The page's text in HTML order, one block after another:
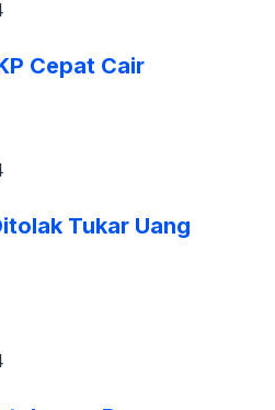
Cepat Cair
Tukar Uang